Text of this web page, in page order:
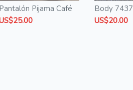
Pantalón Pijama Café
Body 7437
US$20.00